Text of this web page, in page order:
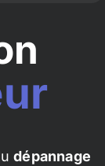
dépannage